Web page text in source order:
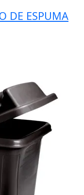
DE ESPUMA